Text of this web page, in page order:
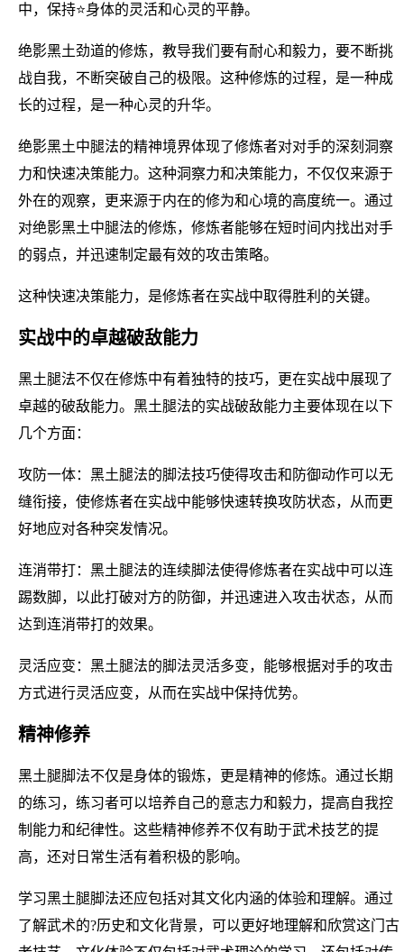
中，保持⭐身体的灵活和心灵的平静。
绝影黑土劲道的修炼，教导我们要有耐心和毅力，要不断挑
战自我，不断突破自己的极限。这种修炼的过程，是一种成
长的过程，是一种心灵的升华。
绝影黑土中腿法的精神境界体现了修炼者对对手的深刻洞察
力和快速决策能力。这种洞察力和决策能力，不仅仅来源于
外在的观察，更来源于内在的修为和心境的高度统一。通过
对绝影黑土中腿法的修炼，修炼者能够在短时间内找出对手
的弱点，并迅速制定最有效的攻击策略。
这种快速决策能力，是修炼者在实战中取得胜利的关键。
实战中的卓越破敌能力
黑土腿法不仅在修炼中有着独特的技巧，更在实战中展现了
卓越的破敌能力。黑土腿法的实战破敌能力主要体现在以下
几个方面：
攻防一体：黑土腿法的脚法技巧使得攻击和防御动作可以无
缝衔接，使修炼者在实战中能够快速转换攻防状态，从而更
好地应对各种突发情况。
连消带打：黑土腿法的连续脚法使得修炼者在实战中可以连
踢数脚，以此打破对方的防御，并迅速进入攻击状态，从而
达到连消带打的效果。
灵活应变：黑土腿法的脚法灵活多变，能够根据对手的攻击
方式进行灵活应变，从而在实战中保持优势。
精神修养
黑土腿脚法不仅是身体的锻炼，更是精神的修炼。通过长期
的练习，练习者可以培养自己的意志力和毅力，提高自我控
制能力和纪律性。这些精神修养不仅有助于武术技艺的提
高，还对日常生活有着积极的影响。
学习黑土腿脚法还应包括对其文化内涵的体验和理解。通过
了解武术的?历史和文化背景，可以更好地理解和欣赏这门古